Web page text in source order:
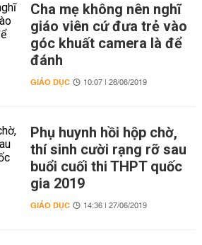
Cha mẹ không nên nghĩ
giáo viên cứ đưa trẻ vào
góc khuất camera là để
đánh
GIÁO DỤC 10:07 | 28/06/2019
Phụ huynh hồi hộp chờ,
thí sinh cười rạng rỡ sau
buổi cuối thi THPT quốc
gia 2019
GIÁO DỤC 14:36 | 27/06/2019